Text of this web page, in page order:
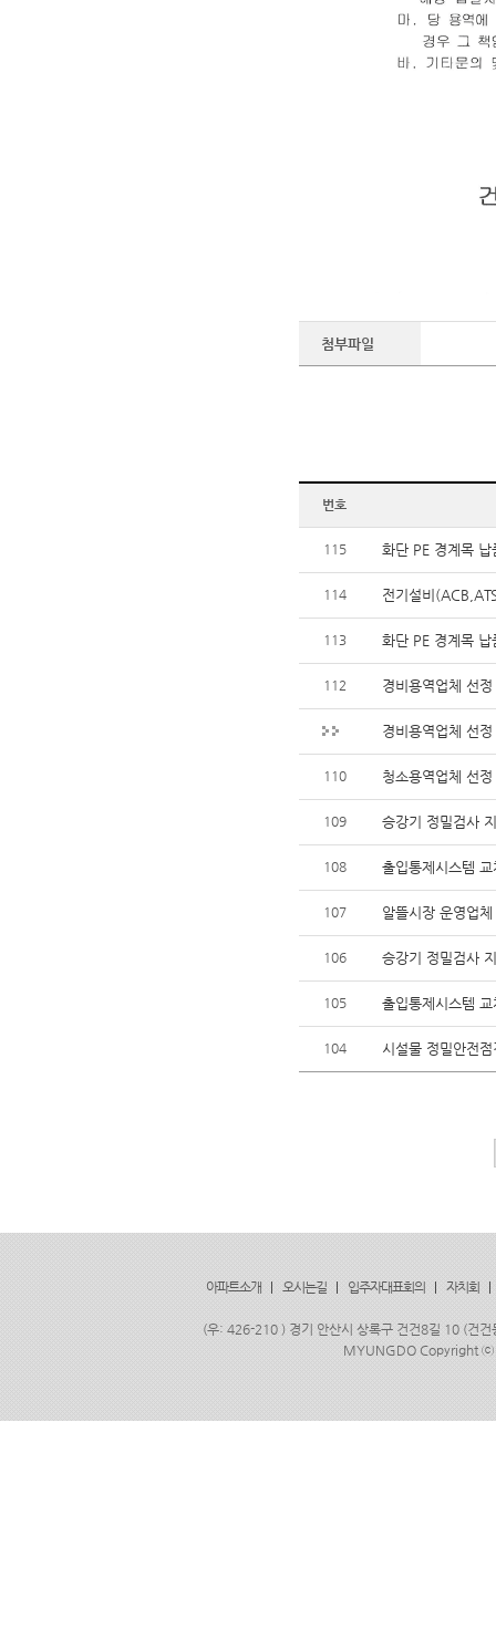
첨부파일
번호
115 화단 PE 경계목
114 전기설비
113 화단 PE 경계목
112 경비용역업체 선
경비용역업체 선
110 청소용역업체 선
109 승강기 정밀검사
108 출입통제시스템
107 알뜰시장 운영업
106 승강기 정밀검사
105 출입통제시스템
104 시설물 정밀안전
아파트소개 오시는길 입주자대표회의 자치회
(우: 426-210 ) 경기 안산시 상록구 건건8길 10 (
MYUNGDO Copyright ⓒ